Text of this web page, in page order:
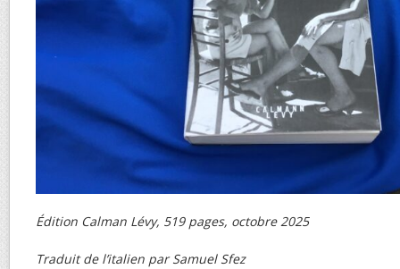
Édition Calman Lévy, 519 pages, octobre 2025
Traduit de l’italien par Samuel Sfez